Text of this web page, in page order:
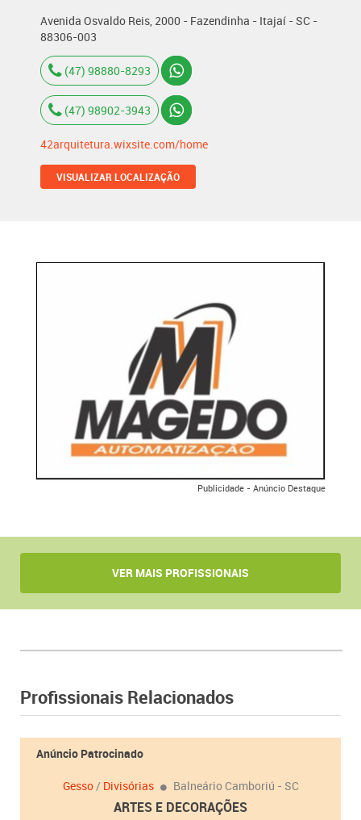
Avenida Osvaldo Reis, 2000 - Fazendinha - Itajaí - SC -
88306-003
(47) 98880-8293
(47) 98902-3943
42arquitetura.wixsite.com/home
VISUALIZAR LOCALIZAÇÃO
Publicidade - Anúncio Destaque
VER MAIS PROFISSIONAIS
Profissionais Relacionados
Anúncio Patrocinado
Gesso/ Divisórias Balneário Camboriú - SC
ARTES E DECORAÇÕES